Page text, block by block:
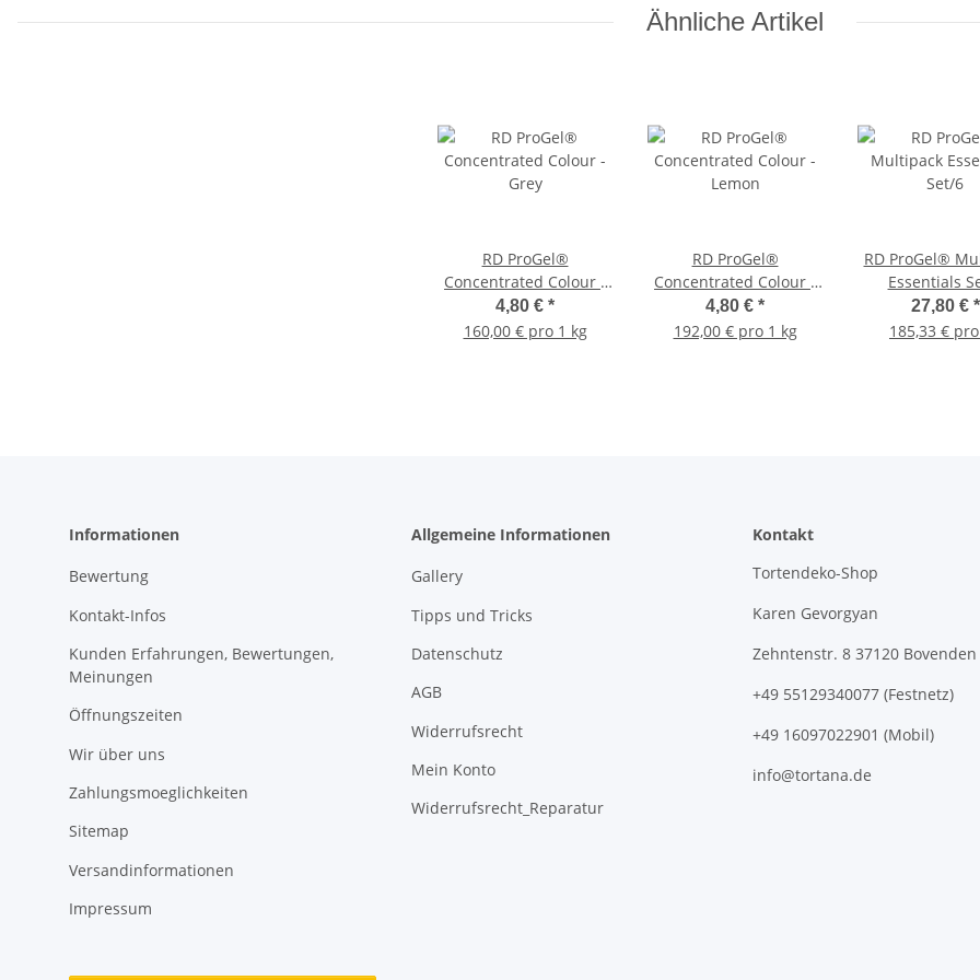
Ähnliche Artikel
RD ProGel®
Concentrated Colour -
Grey
4,80 € *
160,00 € pro 1 kg
RD ProGel®
Concentrated Colour -
Lemon
4,80 € *
192,00 € pro 1 kg
RD ProGel®
Essentials
27,80 € *
185,33 €
Informationen
Bewertung
Kontakt-Infos
Kunden Erfahrungen, Bewertungen,
Meinungen
Öffnungszeiten
Wir über uns
Zahlungsmoeglichkeiten
Sitemap
Versandinformationen
Impressum
Allgemeine Informationen
Gallery
Tipps und Tricks
Datenschutz
AGB
Widerrufsrecht
Mein Konto
Widerrufsrecht_Reparatur
Kontakt
Tortendeko-Shop
Karen Gevorgyan
Zehntenstr. 8 37120 Bovenden
+49 55129340077 (Festnetz)
+49 16097022901 (Mobil)
info@tortana.de